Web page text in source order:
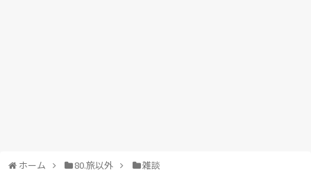
ホーム 80.旅以外 雑談